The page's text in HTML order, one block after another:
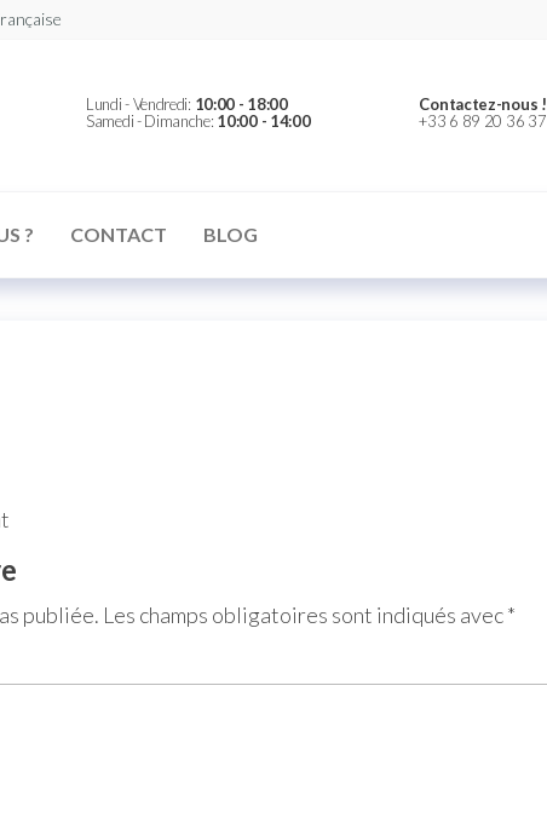
Lundi - Vendredi: 10:00 - 18:00
Samedi - Dimanche: 10:00 - 14:00
Contactez-nous !
+33 6 89 20 36 37
? CONTACT BLOG
publiée. Les champs obligatoires sont indiqués avec*